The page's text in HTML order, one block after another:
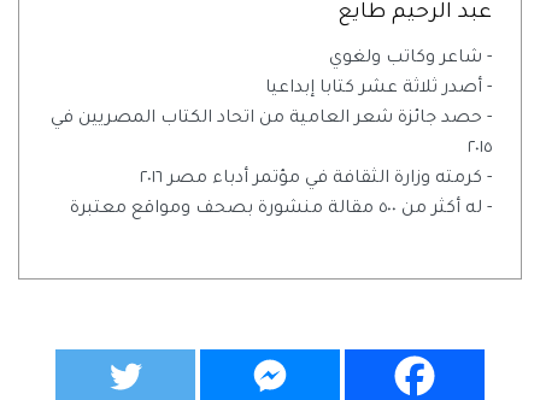
عبد الرحيم طايع
- شاعر وكاتب ولغوي
- أصدر ثلاثة عشر كتابا إبداعيا
- حصد جائزة شعر العامية من اتحاد الكتاب المصريين في
٢٠١٥
- كرمته وزارة الثقافة في مؤتمر أدباء مصر ٢٠١٦
- له أكثر من ٥٠٠ مقالة منشورة بصحف ومواقع معتبرة